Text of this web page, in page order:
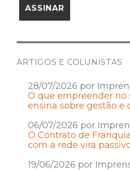
ARTIGOS E COLUNISTAS
28/07/2026 por
O que empreender no
ensina sobre gestão e
06/07/2026 por
O Contrato de
com a rede vira
19/06/2026 por